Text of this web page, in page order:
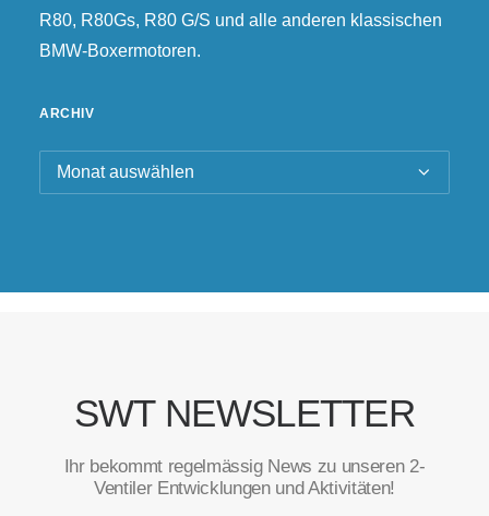
R80, R80Gs, R80 G/S und alle anderen klassischen
BMW-Boxermotoren.
ARCHIV
Archiv
SWT NEWSLETTER
Ihr bekommt regelmässig News zu unseren 2-
Ventiler Entwicklungen und Aktivitäten!